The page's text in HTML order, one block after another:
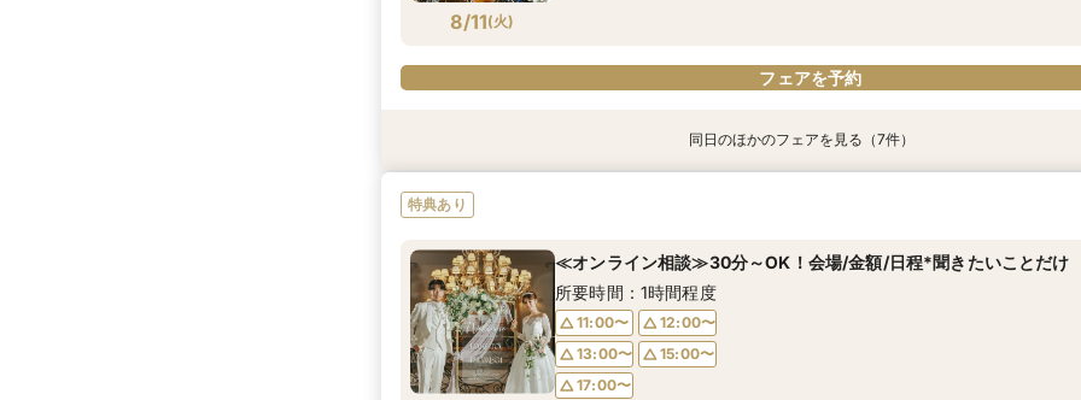
8/11(火)
フェアを予約
8/11(火)
9:00〜
13:00〜
16:30〜
8/11(火)
9:00〜
12:00〜
15:00〜
16:30〜
18:00〜
8/11(火)
9:00〜
13:00〜
16:30〜
8/11(火)
9:00〜
13:00〜
16:30〜
8/11(火)
11:00〜
12:00〜
13:00〜
15:00〜
17:00〜
8/11(火)
9:00〜
13:00〜
16:30〜
8/11(火)
9:00〜
13:00〜
16:30〜
同日のほかのフェアを見る（7件）
特典あり
≪オンライン相談≫30分～OK！会場/金額/日程*聞きたいことだけ
所要時間：1時間程度
11:00〜
12:00〜
13:00〜
15:00〜
17:00〜